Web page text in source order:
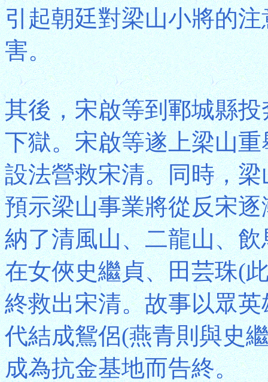
引起朝廷對梁山小將的
害。
其後，宋啟等到鄆城縣
下獄。宋啟等遂上梁山
設法營救宋清。同時，
預示梁山事業將從反宋
納了清風山、二龍山、
在女俠史繼貞、田芸珠(
終救出宋清。故事以眾
代結成鴛侶(燕青則與史
成為抗金基地而告終。